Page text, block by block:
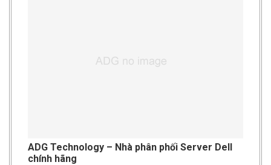
ADG Technology – Nhà phân phối Server Dell
chính hãng